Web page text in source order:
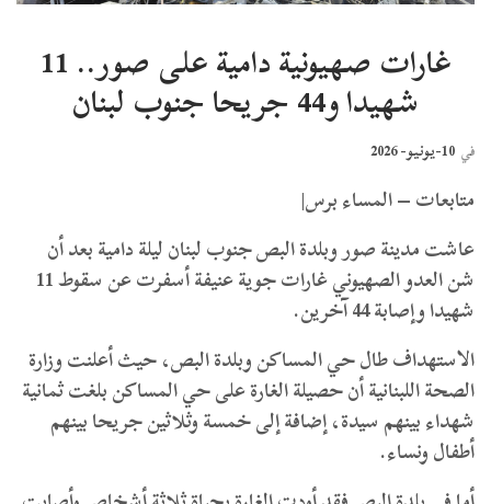
غارات صهيونية دامية على صور.. 11
شهيدا و44 جريحا جنوب لبنان
في 10-يونيو- 2026
متابعات – المساء برس|
عاشت مدينة صور وبلدة البص جنوب لبنان ليلة دامية بعد أن
شن العدو الصهيوني غارات جوية عنيفة أسفرت عن سقوط 11
شهيدا وإصابة 44 آخرين.
الاستهداف طال حي المساكن وبلدة البص، حيث أعلنتوزارة
الصحة اللبنانية أن حصيلة الغارة على حي المساكن بلغت ثمانية
شهداء بينهم سيدة، إضافة إلى خمسة وثلاثين جريحا بينهم
أطفال ونساء.